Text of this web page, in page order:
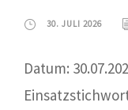
30. JULI 2026
Datum: